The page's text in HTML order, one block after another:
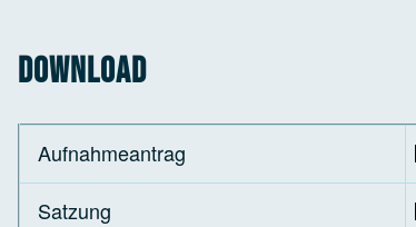
Download
Aufnahmeantrag
Satzung